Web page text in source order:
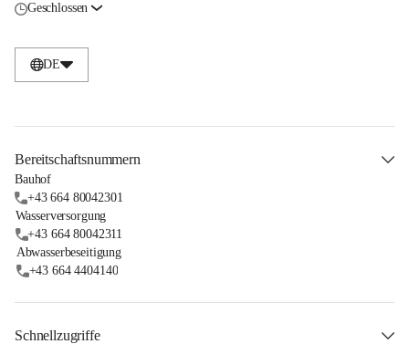
Geschlossen
DE
Bereitschaftsnummern
Bauhof
+43 664 80042301
Wasserversorgung
+43 664 80042311
Abwasserbeseitigung
+43 664 4404140
Schnellzugriffe